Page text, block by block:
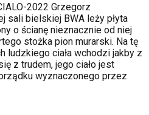
2022 Grzegorz
sali bielskiej BWA leży płyta
o ścianę nieznacznie od niej
stożka pion murarski. Na tę
ludzkiego ciała wchodzi jakby z
z trudem, jego ciało jest
wyznaczonego przez